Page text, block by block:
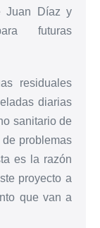
Juan Díaz y
futuras
residuales
diarias
sanitario de
problemas
es la razón
proyecto a
que van a